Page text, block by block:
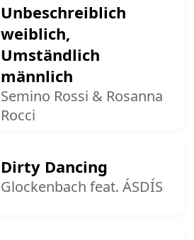
Unbeschreiblich
weiblich,
Umständlich
männlich
Semino Rossi & Rosanna
Rocci
Dirty Dancing
Glockenbach feat. ÁSDÍS